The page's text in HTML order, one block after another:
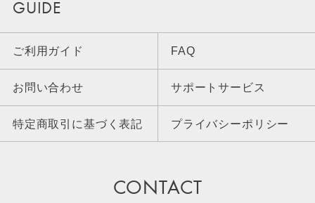
GUIDE
ご利用ガイド FAQ
お問い合わせ サポートサービス
特定商取引に基づく表記 プライバシーポリシー
CONTACT